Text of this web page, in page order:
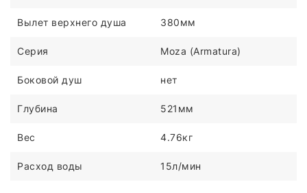
Вылет верхнего душа 380мм
Серия Moza (Armatura)
Боковой душ нет
Глубина 521мм
Вес 4.76кг
Расход воды 15л/мин